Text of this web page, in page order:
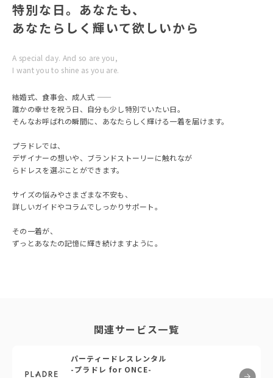
特別な日。あなたも、
あなたらしく輝いて欲しいから
A special day. And so are you,
I want you to shine as you are.
結婚式、食事会、成人式 ——
誰かの幸せを祝う日、自分も少し特別でいたい日。
そんなお呼ばれの瞬間に、あなたらしく輝ける一着を届けます。
プラドレでは、
デザイナーの想いや、ブランドストーリーに触れなが
らドレスを選ぶことができます。
サイズの悩みやさまざまな不安も、
詳しいガイドやコラムでしっかりサポート。
その一着が、
ずっとあなたの記憶に輝き続けますように。
関連サービス一覧
パーティードレスレンタル
-プラドレ for ONCE-